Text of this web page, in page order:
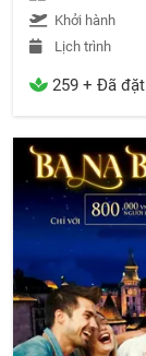
Khởi hành
Lịch trình
259 + Đã đặt